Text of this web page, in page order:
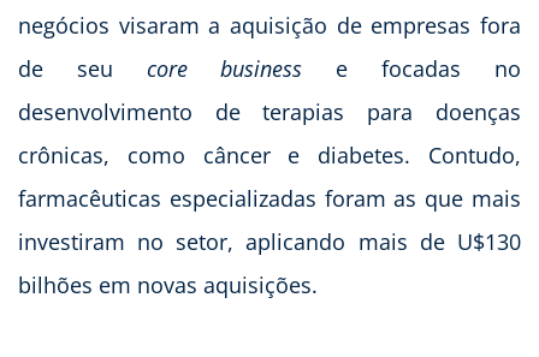
negócios visaram a aquisição de empresas fora
de seu core business e focadas no
desenvolvimento de terapias para doenças
crônicas, como câncer e diabetes. Contudo,
farmacêuticas especializadas foram as que mais
investiram no setor, aplicando mais de U$130
bilhões em novas aquisições.